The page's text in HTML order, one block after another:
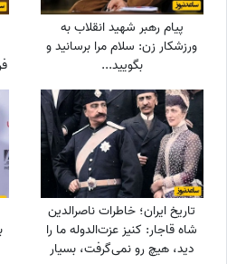
پیام رهبر شهید انقلاب به
ورزشکار زن: سلام مرا برسانید و
بگویید...
تاریخ ایران؛ خاطرات ناصرالدین
شاه قاجار: کنیز عزت‌الدوله ما را
دید، هیچ رو نمی‌گرفت، بسیار